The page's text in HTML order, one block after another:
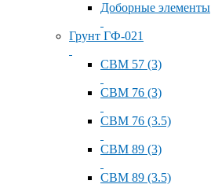
Доборные элементы
Грунт ГФ-021
СВМ 57 (3)
СВМ 76 (3)
СВМ 76 (3.5)
СВМ 89 (3)
СВМ 89 (3.5)